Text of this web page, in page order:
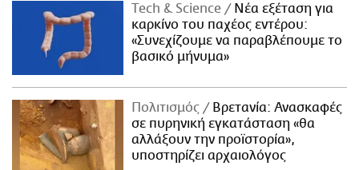
Τech & Science
Νέα εξέταση για
καρκίνο του παχέος εντέρου:
«Συνεχίζουμε να παραβλέπουμε το
βασικό μήνυμα»
Πολιτισμός
Βρετανία: Ανασκαφές
σε πυρηνική εγκατάσταση «θα
αλλάξουν την προϊστορία»,
υποστηρίζει αρχαιολόγος